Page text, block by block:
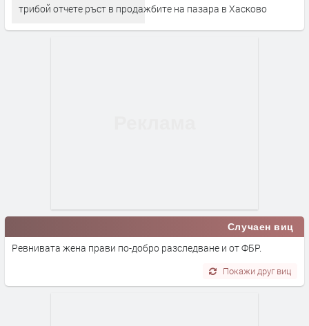
трибой отчете ръст в продажбите на пазара в Хасково
Случаен виц
Ревнивата жена прави по-добро разследване и от ФБР.
Покажи друг виц